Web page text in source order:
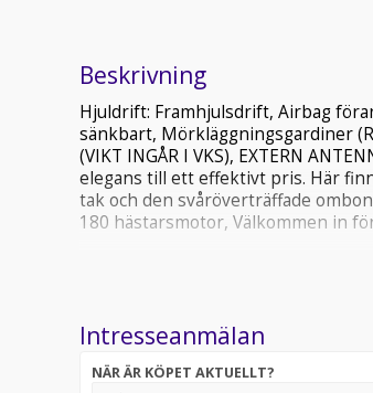
Beskrivning
Hjuldrift: Framhjulsdrift, Airbag
sänkbart, Mörkläggningsgardiner
(VIKT INGÅR I VKS), EXTERN
elegans till ett effektivt pris. Här
tak och den svåröverträffade
180 hästarsmotor, Välkommen in
Intresseanmälan
NÄR ÄR KÖPET AKTUELLT?